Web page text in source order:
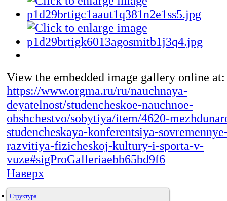
View the embedded image gallery online at:
https://www.orgma.ru/ru/nauchnaya-
deyatelnost/studencheskoe-nauchnoe-
obshchestvo/sobytiya/item/4620-
studencheskaya-konferentsiya-
razvitiya-fizicheskoj-kultury-i-sporta-v-
vuze#sigProGalleriaebb65bd9f6
Наверх
Структура